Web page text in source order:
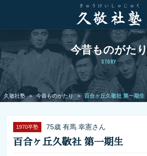
今昔ものがたり
STORY
久敬社塾 > 今昔ものがたり > 百合ヶ丘久敬社 第一期生
1970卒塾 75歳 有馬 幸憲さん
百合ヶ丘久敬社 第一期生